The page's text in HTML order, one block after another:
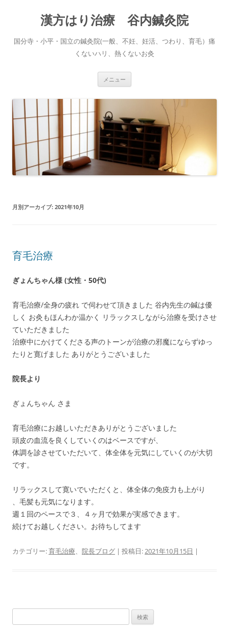
へ
ス
漢方はり治療 谷内鍼灸院
国分寺・小平・国立の鍼灸院(一般、不妊、妊活、つわり、育毛）痛
くないハリ、熱くないお灸
メニュー
月別アーカイブ: 2021年10月
育毛治療
ぎょんちゃん様 (女性・50代)
育毛治療/全身の疲れ で伺わせて頂きました 谷内先生の鍼は優
しく お灸もほんわか温かく リラックスしながら治療を受けさせ
ていただきました
治療中にかけてくださる声のトーンが治療の邪魔にならずゆっ
たりと寛げました ありがとうございました
院長より
ぎょんちゃん さま
育毛治療にお越しいただきありがとうございました
頭皮の血流を良くしていくのはベースですが、
体調を診させていただいて、体全体を元気にしていくのが大切
です。
リラックスして寛いでいただくと、体全体の免疫力も上がり
、毛髪も元気になります。
週１回のペースで３、４ヶ月で効果が実感できます。
続けてお越しください。お待ちしてます
カテゴリー:育毛治療、 院長ブログ | 投稿日:2021年10月15日 |
索: